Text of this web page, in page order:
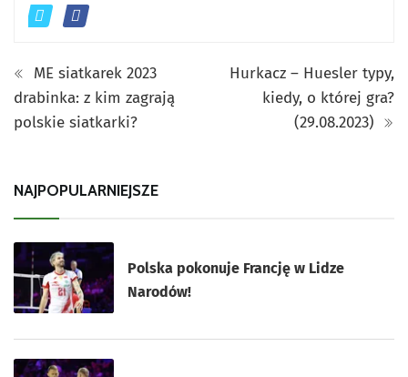
ME siatkarek 2023
drabinka: z kim zagrają
polskie siatkarki?
Hurkacz – Huesler typy,
kiedy, o której gra?
(29.08.2023)
NAJPOPULARNIEJSZE
Polska pokonuje Francję w Lidze
Narodów!